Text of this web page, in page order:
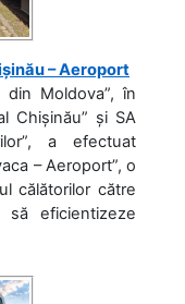
– Aeroport
Moldova”, în
Chișinău” și SA
a efectuat
– Aeroport”, o
călătorilor către
să eficientizeze